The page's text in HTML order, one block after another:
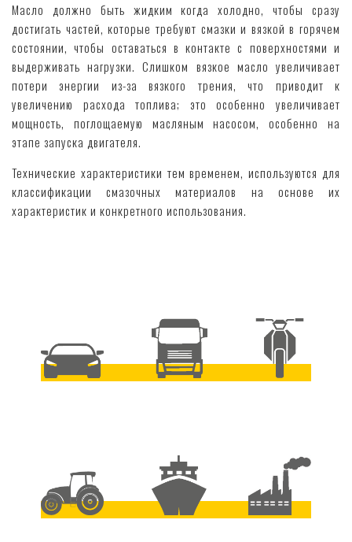
Масло должно быть жидким когда холодно, чтобы сразу
достигать частей, которые требуют смазки и вязкой в горячем
состоянии, чтобы оставаться в контакте с поверхностями и
выдерживать нагрузки. Слишком вязкое масло увеличивает
потери энергии из-за вязкого трения, что приводит к
увеличению расхода топлива; это особенно увеличивает
мощность, поглощаемую масляным насосом, особенно на
этапе запуска двигателя.
Технические характеристики тем временем, используются для
классификации смазочных материалов на основе их
характеристик и конкретного использования.